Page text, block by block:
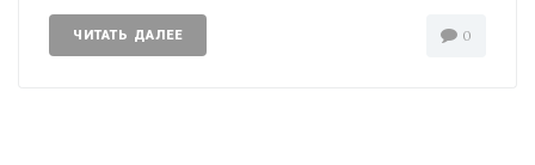
ЧИТАТЬ ДАЛЕЕ 0